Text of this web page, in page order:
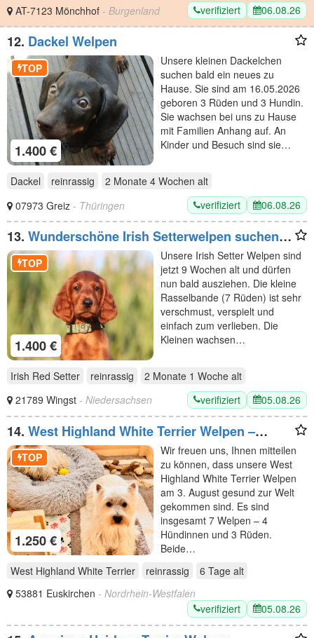
AT-7123 Mönchhof - Burgenland verifiziert 06.08.26
12. Dackel Welpen
1.400 €
TOP
Unsere kleinen Dackelchen
suchen bald ein neues zu
Hause. Sie sind am 16.05.2026
geboren 3 Rüden und 3 Hundin.
Sie wachsen bei uns zu Hause
mit Familien Anhang auf. An
Kinder und Besuch sind sie…
Dackel reinrassig 2 Monate 4 Wochen alt
07973 Greiz - Thüringen verifiziert 06.08.26
13. Wunderschöne Irish Setterwelpen suchen
liebevolle Plätze
1.400 €
TOP
Unsere Irish Setter Welpen sind
jetzt 9 Wochen alt und dürfen
nun bald ausziehen. Die kleine
Rasselbande (7 Rüden) ist sehr
verschmust, verspielt und
einfach zum verlieben. Die
Kleinen wachsen…
Irish Red Setter reinrassig 2 Monate 1 Woche alt
21789 Wingst - Niedersachsen verifiziert 05.08.26
14. West Highland White Terrier Welpen –
Einmaliger Wurf erwartet
1.250 €
TOP
Wir freuen uns, Ihnen mitteilen
zu können, dass unsere West
Highland White Terrier Welpen
am 3. August gesund zur Welt
gekommen sind. Es sind
insgesamt 7 Welpen – 4
Hündinnen und 3 Rüden.
Beide…
West Highland White Terrier
reinrassig 6 Tage alt
53881 Euskirchen - Nordrhein-Westfalen
verifiziert
05.08.26